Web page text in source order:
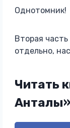
Однотомник!
Вторая
отдельно,
Читать